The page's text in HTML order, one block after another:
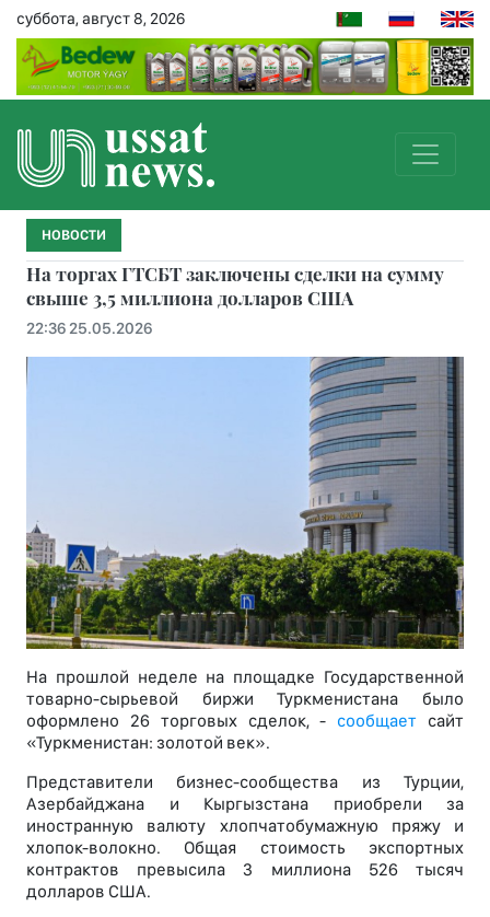
суббота, август 8, 2026
НОВОСТИ
На торгах ГТСБТ заключены сделки на сумму
свыше 3,5 миллиона долларов США
22:36 25.05.2026
На прошлой неделе на площадке Государственной
товарно-сырьевой биржи Туркменистана было
оформлено 26 торговых сделок, - сообщает сайт
«Туркменистан: золотой век».
Представители бизнес-сообщества из Турции,
Азербайджана и Кыргызстана приобрели за
иностранную валюту хлопчатобумажную пряжу и
хлопок-волокно. Общая стоимость экспортных
контрактов превысила 3 миллиона 526 тысяч
долларов США.